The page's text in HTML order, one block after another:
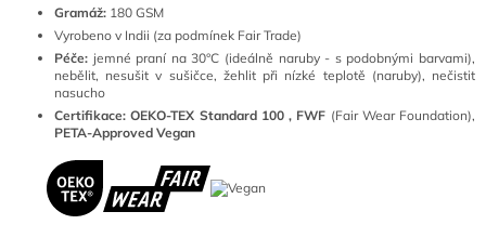
Gramáž: 180 GSM
Vyrobeno v Indii (za podmínek Fair Trade)
Péče: jemné praní na 30°C (ideálně naruby - s podobnými barvami),
nebělit, nesušit v sušičce, žehlit při nízké teplotě (naruby), nečistit
nasucho
Certifikace:OEKO-TEX Standard 100 , FWF (Fair Wear Foundation),
PETA-Approved Vegan